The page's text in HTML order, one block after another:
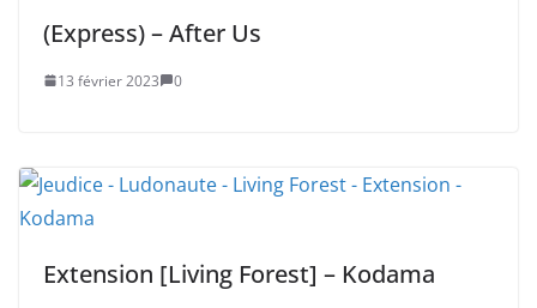
(Express) – After Us
13 février 2023 0
Extension [Living Forest] – Kodama